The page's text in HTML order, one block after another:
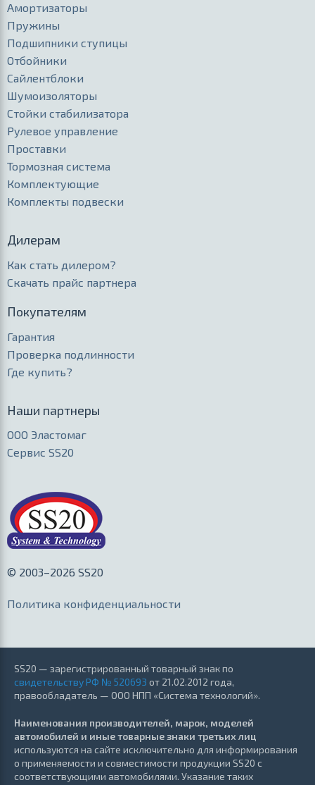
Амортизаторы
Пружины
Подшипники ступицы
Отбойники
Сайлентблоки
Шумоизоляторы
Стойки стабилизатора
Рулевое управление
Проставки
Тормозная система
Комплектующие
Комплекты подвески
Дилерам
Как стать дилером?
Скачать прайс партнера
Покупателям
Гарантия
Проверка подлинности
Где купить?
Наши партнеры
ООО Эластомаг
Сервис SS20
© 2003–2026 SS20
Политика конфиденциальности
SS20 — зарегистрированный товарный знак по
свидетельству РФ № 520693 от 21.02.2012 года,
правообладатель — ООО НПП «Система технологий».
Наименования производителей, марок, моделей
автомобилей и иные товарные знаки третьих лиц
используются на сайте исключительно для информирования
о применяемости и совместимости продукции SS20 с
соответствующими автомобилями. Указание таких